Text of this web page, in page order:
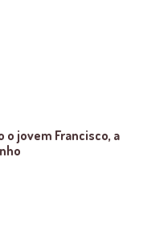
o jovem Francisco, a